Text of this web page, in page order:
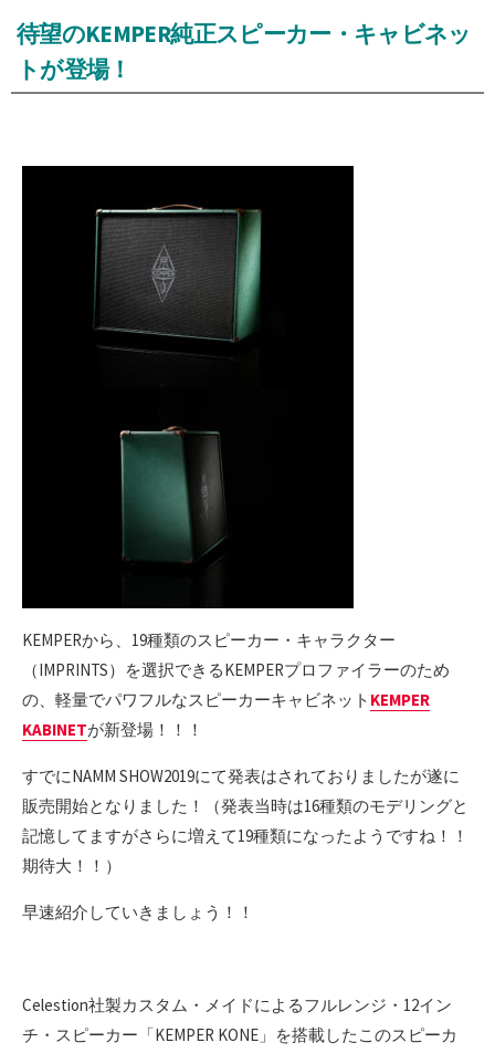
待望のKEMPER純正スピーカー・キャビネッ
トが登場！
KEMPERから、19種類のスピーカー・キャラクター
（IMPRINTS）を選択できるKEMPERプロファイラーのため
の、軽量でパワフルなスピーカーキャビネット KEMPER
KABINETが新登場！！！
すでにNAMM SHOW2019にて発表はされておりましたが遂に
販売開始となりました！（発表当時は16種類のモデリングと
記憶してますがさらに増えて19種類になったようですね！！
期待大！！）
早速紹介していきましょう！！
Celestion社製カスタム・メイドによるフルレンジ・12イン
チ・スピーカー「KEMPER KONE」を搭載したこのスピーカ